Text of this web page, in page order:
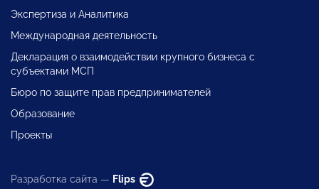
Экспертиза и Аналитика
Международная деятельность
Декларация о взаимодействии крупного бизнеса с
субъектами МСП
Бюро по защите прав предпринимателей
Образование
Проекты
Разработка сайта — Flips